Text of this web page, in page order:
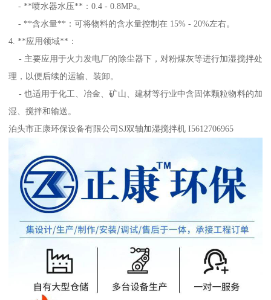
- **喷水器水压**：0.4 - 0.8MPa。
- **含水量**：可将物料的含水量控制在 15% - 20%左右。
4. **应用领域**：
- 主要应用于火力发电厂的除尘器下，对粉煤灰等进行加湿搅拌处
理，以便后续的运输、装卸。
- 也适用于化工、冶金、矿山、建材等行业中含固体颗粒物料的加
湿、搅拌和输送。
泊头市正康环保设备有限公司SJ双轴加湿搅拌机 I5612706965